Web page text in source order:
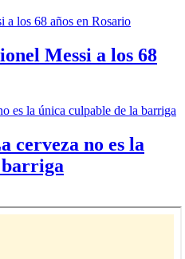
Messi a los 68
cerveza no es la